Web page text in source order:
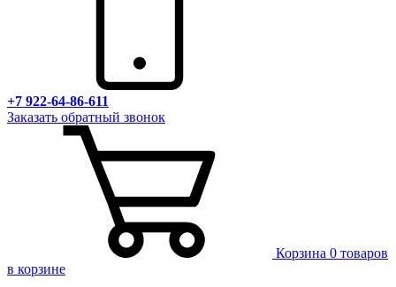
+7 922-64-86-611
Заказать обратный звонок
Корзина 0 товаров
в корзине